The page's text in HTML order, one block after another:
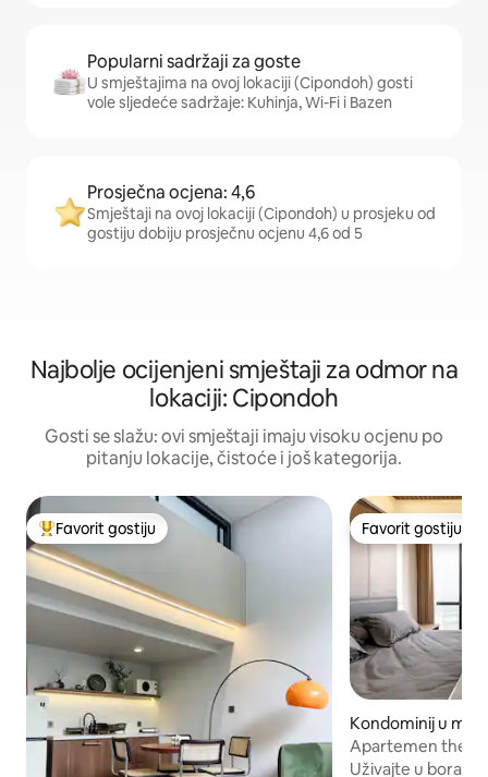
Popularni sadržaji za goste
U smještajima na ovoj lokaciji (Cipondoh) gosti
vole sljedeće sadržaje: Kuhinja, Wi-Fi i Bazen
Prosječna ocjena: 4,6
Smještaji na ovoj lokaciji (Cipondoh) u prosjeku od
gostiju dobiju prosječnu ocjenu 4,6 od 5
Najbolje ocijenjeni smještaji za odmor na
lokaciji: Cipondoh
Gosti se slažu: ovi smještaji imaju visoku ocjenu po
pitanju lokacije, čistoće i još kategorija.
Glavni favorit gostiju
Favorit gostiju Favorit gostiju
Favorit gostiju
Kondominij u
atan Serpong
Apartemen the
jpo jkt banten
Uživajte u